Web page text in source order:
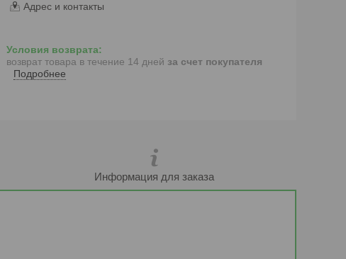
Адрес и контакты
возврат товара в течение 14 дней за счет покупателя
Подробнее
Информация для заказа